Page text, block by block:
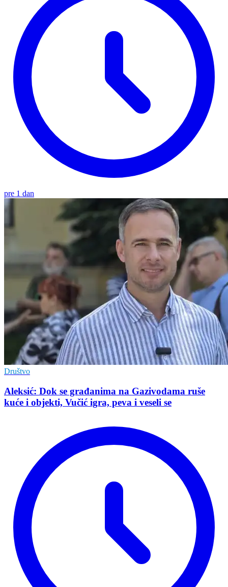
pre 1 dan
Društvo
Aleksić: Dok se građanima na Gazivodama ruše
kuće i objekti, Vučić igra, peva i veseli se